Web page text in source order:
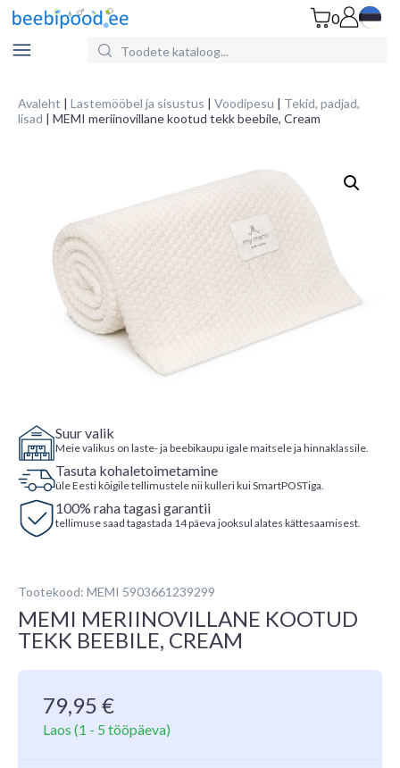
0
Search
Avaleht | Lastemööbel ja sisustus | Voodipesu | Tekid, padjad,
lisad | MEMI meriinovillane kootud tekk beebile, Cream
Suur valik
Meie valikus on laste- ja beebikaupu igale maitsele ja hinnaklassile.
Tasuta kohaletoimetamine
üle Eesti kõigile tellimustele nii kulleri kui SmartPOSTiga.
100% raha tagasi garantii
tellimuse saad tagastada 14 päeva jooksul alates kättesaamisest.
Tootekood: MEMI 5903661239299
MEMI MERIINOVILLANE KOOTUD
TEKK BEEBILE, CREAM
79,95 €
Laos (1 - 5 tööpäeva)